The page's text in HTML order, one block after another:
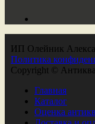
ИП Олейник
Политика
Copyright ©
Главная
Каталог
Оценка